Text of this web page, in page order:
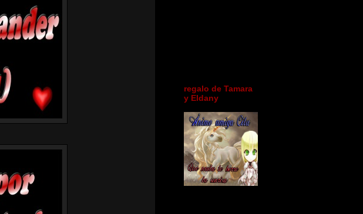
regalo de Tamara
y Eldany